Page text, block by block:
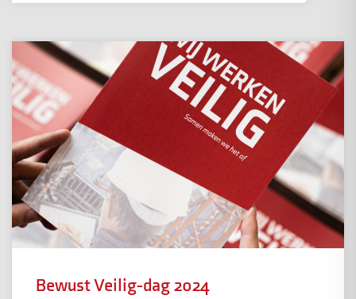
Bewust Veilig-dag 2024